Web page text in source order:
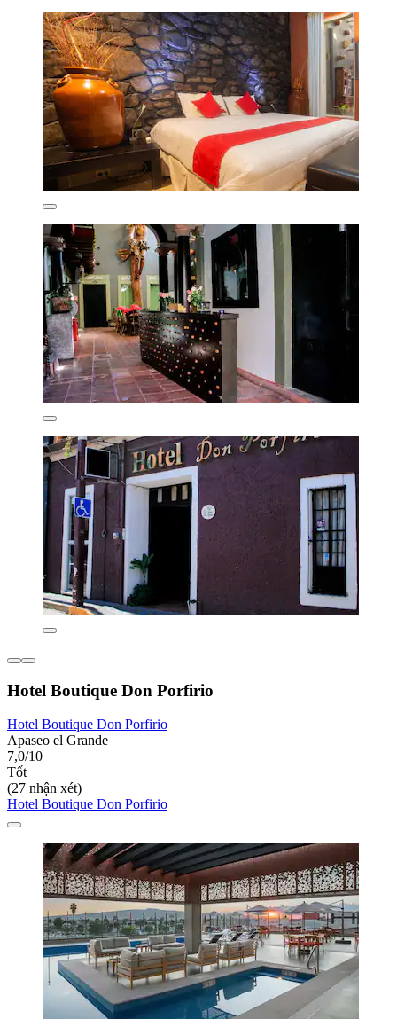
Hotel Boutique Don Porfirio
Hotel Boutique Don Porfirio
Apaseo el Grande
7,0/10
Tốt
(27 nhận xét)
Hotel Boutique Don Porfirio